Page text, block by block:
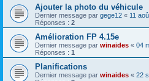
Ajouter la photo du véhicule
Dernier message par gege12 « 11
Réponses : 2
Amélioration FP 4.15e
Dernier message par winaides « 04
Réponses : 1
Planifications
Dernier message par winaides « 22